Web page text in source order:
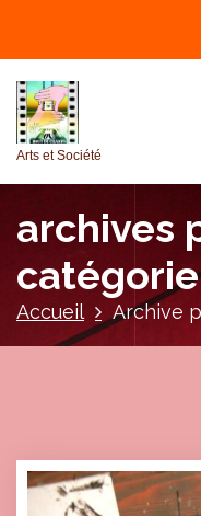
l
Arts et Société
archives
Accueil Archive